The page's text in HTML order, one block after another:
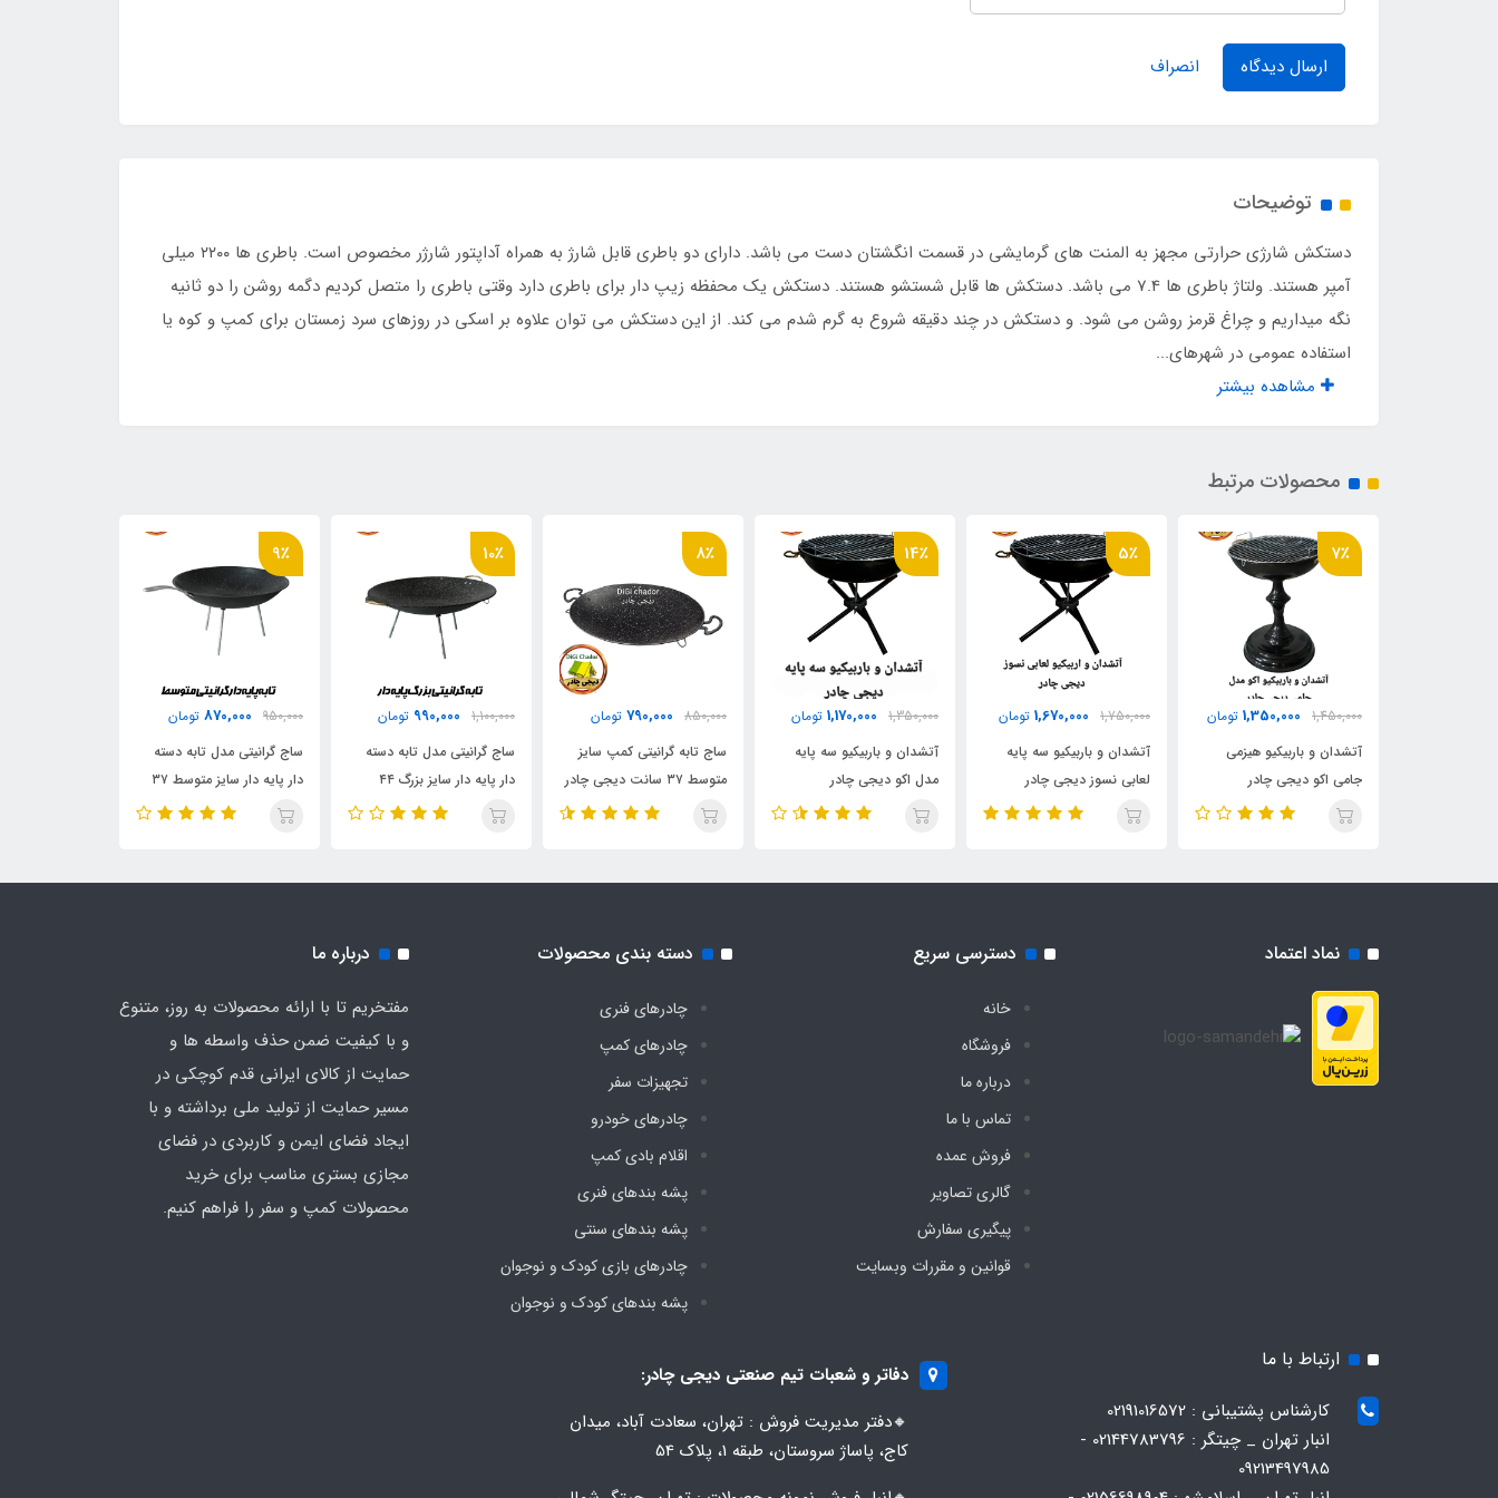
ارسال دیدگاه انصراف
توضیحات
دستکش شارژی حرارتی مجهز به المنت های گرمایشی در قسمت انگشتان دست می باشد. دارای دو باطری قابل شارژ به همراه آداپتور شارژر مخصوص است. باطری ها ۲۲۰۰ میلی
آمپر هستند. ولتاژ باطری ها 7.4 می باشد. دستکش ها قابل شستشو هستند. دستکش یک محفظه زیپ دار برای باطری دارد وقتی باطری را متصل کردیم دگمه روشن را دو ثانیه
نگه میداریم و چراغ قرمز روشن می شود. و دستکش در چند دقیقه شروع به گرم شدم می کند. از این دستکش می توان علاوه بر اسکی در روزهای سرد زمستان برای کمپ و کوه یا
استفاده عمومی در شهرهای...
مشاهده بیشتر
محصولات مرتبط
7٪
1,450,000
1,350,000 تومان
آتشدان و باربیکیو هیزمی
جامی اکو دیجی چادر
5٪
1,750,000
1,670,000 تومان
آتشدان و باربیکیو سه پایه
لعابی نسوز دیجی چادر
14٪
1,350,000
1,170,000 تومان
آتشدان و باربیکیو سه پایه
مدل اکو دیجی چادر
8٪
850,000
790,000 تومان
ساج تابه گرانیتی کمپ سایز
متوسط ۳۷ سانت دیجی چادر
10٪
1,100,000
990,000 تومان
ساج گرانیتی مدل تابه دسته
دار پایه دار سایز بزرگ ۴۴
سانت دیجی چادر
9٪
950,000
870,000 تومان
ساج گرانیتی مدل تابه دسته
دار پایه دار سایز متوسط ۳۷
سانت دیجی چادر
نماد اعتماد دسترسی سریع
خانه
فروشگاه
درباره ما
تماس با ما
فروش عمده
گالری تصاویر
پیگیری سفارش
قوانین و مقررات وبسایت
دسته بندی محصولات
چادرهای فنری
چادرهای کمپ
تجهیزات سفر
چادرهای خودرو
اقلام بادی کمپ
پشه‌ بندهای فنری
پشه‌ بندهای سنتی
چادرهای بازی کودک و نوجوان
پشه‌ بندهای کودک و نوجوان
درباره ما
مفتخریم تا با ارائه محصولات به روز، متنوع
و با کیفیت ضمن حذف واسطه ها و
حمایت از کالای ایرانی قدم کوچکی در
مسیر حمایت از تولید ملی برداشته و با
ایجاد فضای ایمن و کاربردی در فضای
مجازی بستری مناسب برای خرید
محصولات کمپ و سفر را فراهم کنیم.
ارتباط با ما
کارشناس پشتیبانی : 02191016572
انبار تهران _ چیتگر : 02144783796 -
09213497985
دفاتر و شعبات تیم صنعتی دیجی چادر:
🔸️​​دفتر مدیریت فروش : تهران، سعادت آباد، میدان
کاج، پاساژ سروستان، طبقه 1، پلاک 54